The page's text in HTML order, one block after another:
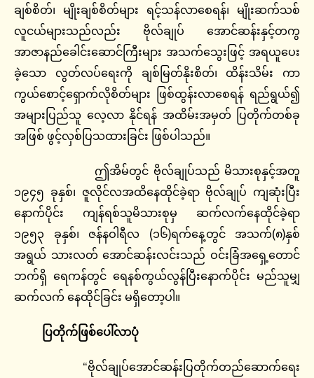
ချစ်စိတ်၊ မျိုးချစ်စိတ်များ ရင့်သန်လာစေရန်၊ မျိုးဆက်သစ်
လူငယ်များသည်လည်း ဗိုလ်ချုပ် အောင်ဆန်းနှင့်တကွ
အာဇာနည်ခေါင်းဆောင်ကြီးများ အသက်သွေးဖြင့် အရယူပေး
ခဲ့သော လွတ်လပ်ရေးကို ချစ်မြတ်နိုးစိတ်၊ ထိန်းသိမ်း ကာ
ကွယ်စောင့်ရှောက်လိုစိတ်များ ဖြစ်ထွန်းလာစေရန် ရည်ရွယ်၍
အများပြည်သူ လေ့လာ နိုင်ရန် အထိမ်းအမှတ် ပြတိုက်တစ်ခု
အဖြစ် ဖွင့်လှစ်ပြသထားခြင်း ဖြစ်ပါသည်။
ဤအိမ်တွင် ဗိုလ်ချုပ်သည် မိသားစုနှင့်အတူ
၁၉၄၅ ခုနှစ်၊ ဇူလိုင်လအထိနေထိုင်ခဲ့ရာ ဗိုလ်ချုပ် ကျဆုံးပြီး
နောက်ပိုင်း ကျန်ရစ်သူမိသားစုမှ ဆက်လက်နေထိုင်ခဲ့ရာ
၁၉၅၃ ခုနှစ်၊ ဇန်နဝါရီလ (၁၆)ရက်နေ့တွင် အသက်(၈)နှစ်
အရွယ် သားလတ် အောင်ဆန်းလင်းသည် ဝင်းခြံအရှေ့တောင်
ဘက်ရှိ ရေကန်တွင် ရေနစ်ကွယ်လွန်ပြီးနောက်ပိုင်း မည်သူမျှ
ဆက်လက် နေထိုင်ခြင်း မရှိတော့ပါ။
ပြတိုက်ဖြစ်ပေါ်လာပုံ
“ဗိုလ်ချုပ်အောင်ဆန်းပြတိုက်တည်ဆောက်ရေး